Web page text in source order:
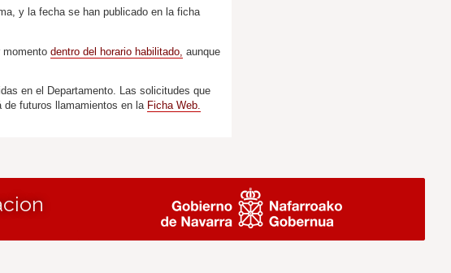
y la fecha se han publicado en la ficha
momentodentro del horario habilitado, aunque
en el Departamento. Las solicitudes que
de futuros llamamientos en la Ficha Web.